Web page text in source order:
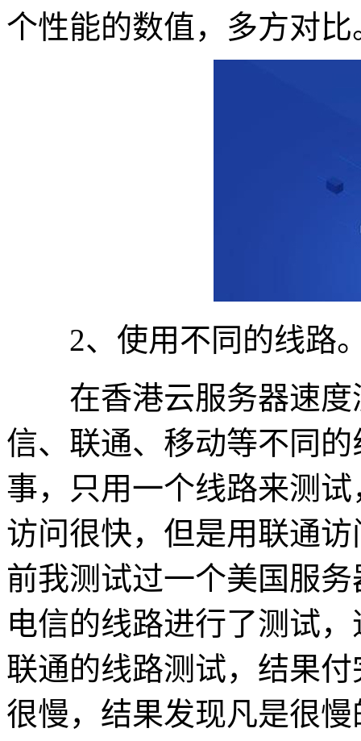
个性能的数值，多方对比
2、使用不同的线路
在香港云服务器速度
信、联通、移动等不同
事，只用一个线路来测
访问很快，但是用联通
前我测试过一个美国服
电信的线路进行了测试
联通的线路测试，结果
很慢，结果发现凡是很